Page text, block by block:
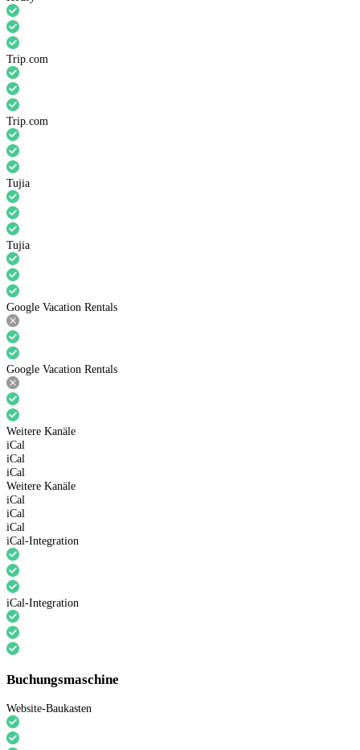
Trip.com
Trip.com
Tujia
Tujia
Google Vacation Rentals
Google Vacation Rentals
Weitere Kanäle
iCal
iCal
iCal
Weitere Kanäle
iCal
iCal
iCal
iCal-Integration
iCal-Integration
Buchungsmaschine
Website-Baukasten